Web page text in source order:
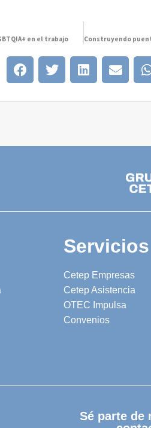
en el trabajo
Cetep Empresas
Cetep Asistencia
OTEC Impulsa
Convenios
Sé parte de